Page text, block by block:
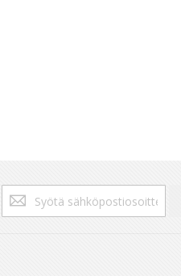
Tilaa
uutiskirjeemme: